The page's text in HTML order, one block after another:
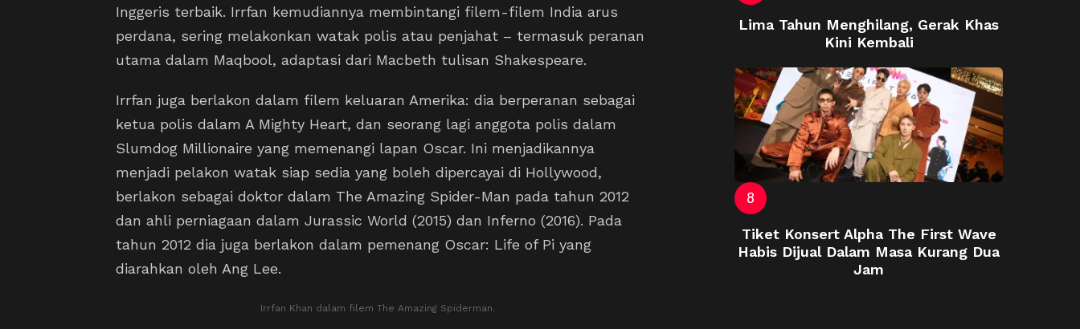
Inggeris terbaik. Irrfan kemudiannya membintangi filem-filem India arus
perdana, sering melakonkan watak polis atau penjahat – termasuk peranan
utama dalam Maqbool, adaptasi dari Macbeth tulisan Shakespeare.
Irrfan juga berlakon dalam filem keluaran Amerika: dia berperanan sebagai
ketua polis dalam A Mighty Heart, dan seorang lagi anggota polis dalam
Slumdog Millionaire yang memenangi lapan Oscar. Ini menjadikannya
menjadi pelakon watak siap sedia yang boleh dipercayai di Hollywood,
berlakon sebagai doktor dalam The Amazing Spider-Man pada tahun 2012
dan ahli perniagaan dalam Jurassic World (2015) dan Inferno (2016). Pada
tahun 2012 dia juga berlakon dalam pemenang Oscar: Life of Pi yang
diarahkan oleh Ang Lee.
Irrfan Khan dalam filem The Amazing Spiderman.
Lima Tahun Menghilang, Gerak Khas
Kini Kembali
Tiket Konsert Alpha The First Wave
Habis Dijual Dalam Masa Kurang Dua
Jam